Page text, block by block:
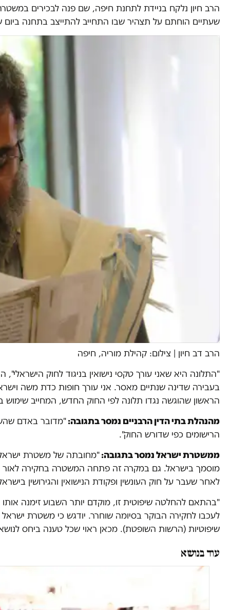
הרב חיון נלקח בניידת לתחנת חיפה, שם פנה לבכירים
שעתיים הוחתם על תצהיר שבו התחייב להתייצב בתחנה ביום
הרב דב חיון | צילום: קהילת מוריה, חיפה
"התלונה היא שאני עורך טקסי נישואין בניגוד לחוק
בעבירה שדינה שנתיים מאסר. אני עורך חופות כדת משה
הראשון שהוגשה נגדו תלונה לפי החוק החדש, המחייב שימוש
מהנהלת בתי הדין הרבניים נמסר בתגובה:"מדובר באדם
הרישומים כפי שדורש החוק".
ממשטרת ישראל נמסר בתגובה:"מחובתה של משטרת ישראל
מוסמך בישראל. גם במקרה זה פתחה המשטרה בחקירה לאור
לאחר שעבר על חוק העונשין ופקודת הנישואין והגירושין
"בהתאם להחלטה שיפוטית זו, מוקדם יותר השבוע זימנה
לעכבו לחקירה הבוקר בסיומה שוחרר. יודגש כי משטרת
שיפוטיות (הרשות השופטת). מכאן ראוי שכל טענה ביחס
עוד בנושא